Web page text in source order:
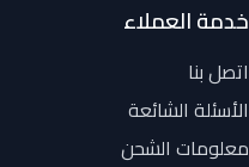
خدمة العملاء
اتصل بنا
الأسئلة الشائعة
معلومات الشحن